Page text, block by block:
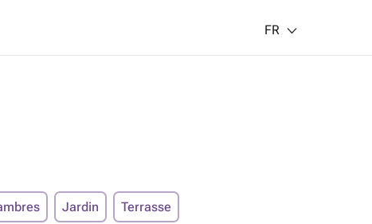
FR
Jardin Terrasse